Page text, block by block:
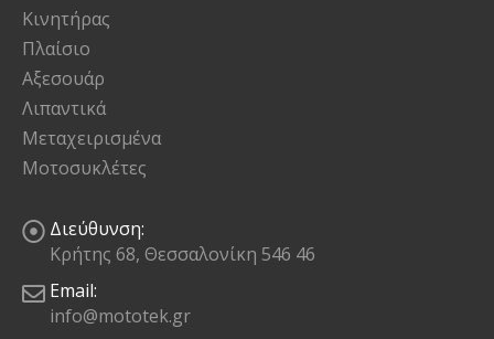
Κινητήρας
Πλαίσιο
Αξεσουάρ
Λιπαντικά
Μεταχειρισμένα
Μοτοσυκλέτες
Διεύθυνση:
Κρήτης 68, Θεσσαλονίκη 546 46
Email:
info@mototek.gr